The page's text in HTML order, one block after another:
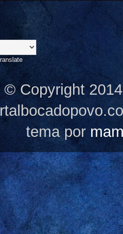
© Copyright
tema por